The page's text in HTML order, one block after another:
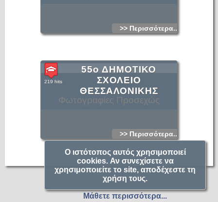
>> Περισσότερα...
Φωτογραφίες Προσεχώς
55ο ΔΗΜΟΤΙΚΟ
ΣΧΟΛΕΙΟ
ΘΕΣΣΑΛΟΝΙΚΗΣ
219 hits
>> Περισσότερα...
Ο ιστότοπος αυτός χρησιμοποιεί
cookies. Αν συνεχίσετε να
χρησιμοποιείτε το site, αποδέχεστε τη
χρήση τους.
Μάθετε περισσότερα...